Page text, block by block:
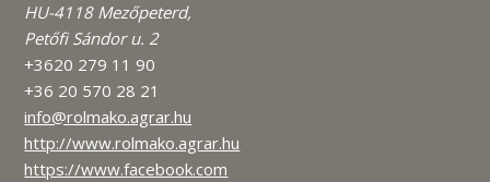
HU-4118 Mezőpeterd,
Petőfi Sándor u. 2
+3620 279 11 90
+36 20 570 28 21
info@rolmako.agrar.hu
http://www.rolmako.agrar.hu
https://www.facebook.com